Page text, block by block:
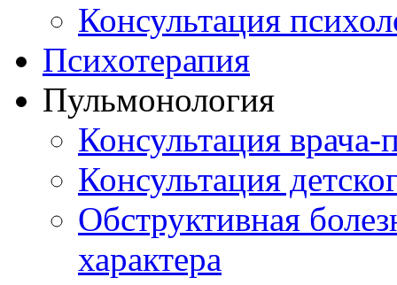
Консультация
Психотерапия
Пульмонология
Консультация врача-
Консультация
Обструктивная
характера